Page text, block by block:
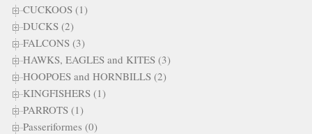
CUCKOOS (1)
DUCKS (2)
FALCONS (3)
HAWKS, EAGLES and KITES (3)
HOOPOES and HORNBILLS (2)
KINGFISHERS (1)
PARROTS (1)
Passeriformes (0)